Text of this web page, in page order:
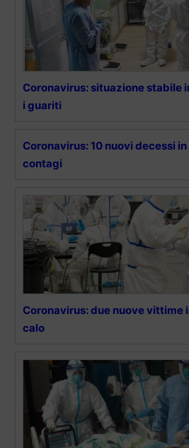
Coronavirus: situazione stabile
i guariti
Coronavirus: 10 nuovi decessi
contagi
Coronavirus: due nuove vittime
calo